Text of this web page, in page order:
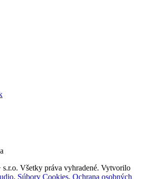
Všetky práva vyhradené. Vytvorilo
. Súbory Cookies. Ochrana osobných